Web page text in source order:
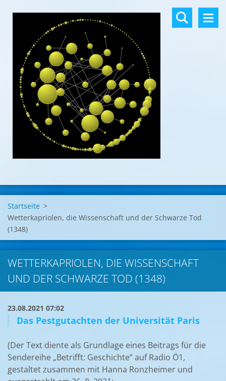
Startseite >
Wetterkapriolen, die Wissenschaft und der Schwarze Tod
(1348)
WETTERKAPRIOLEN, DIE WISSENSCHAFT
UND DER SCHWARZE TOD (1348)
23.08.2021 07:02
Das Pestgutachten der Universität Paris
(Der Text diente als Grundlage eines Beitrags für die
Sendereihe „Betrifft: Geschichte“ auf Radio Ö1,
gestaltet zusammen mit Hanna Ronzheimer und